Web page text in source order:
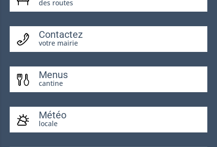
des routes
Contactez
votre mairie
Menus
cantine
Météo
locale